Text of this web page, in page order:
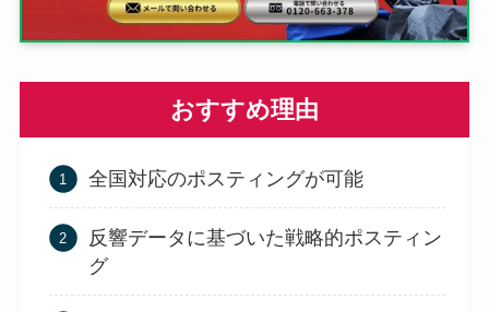
おすすめ理由
全国対応のポスティングが可能
反響データに基づいた戦略的ポスティン
グ